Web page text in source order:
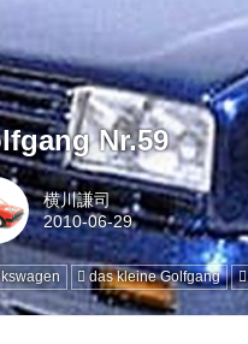
Nr.59
横川謙司
das kleine Golfgang